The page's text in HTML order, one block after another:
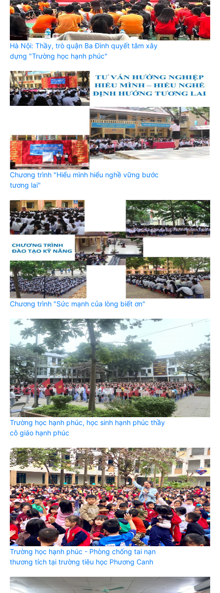
Hà Nội: Thầy, trò quận Ba Đình quyết tâm xây
dựng "Trường học hạnh phúc"
Chương trình "Hiểu mình hiểu nghề vững bước
tương lai"
Chương trình "Sức mạnh của lòng biết ơn"
Trường học hạnh phúc, học sinh hạnh phúc thầy
cô giáo hạnh phúc
Trường học hạnh phúc - Phòng chống tai nạn
thương tích tại trường tiêu học Phương Canh